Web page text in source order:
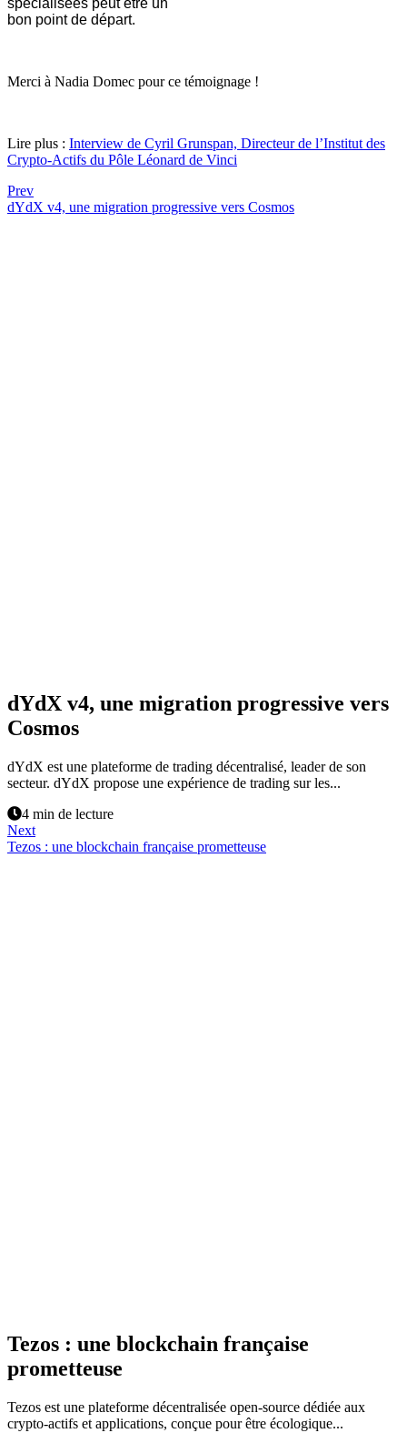
bon point de départ.
Merci à Nadia Domec pour ce témoignage !
Lire plus : Interview de Cyril Grunspan, Directeur de l’Institut des
Crypto-Actifs du Pôle Léonard de Vinci
Prev
dYdX v4, une migration progressive vers Cosmos
dYdX v4, une migration progressive vers
Cosmos
dYdX est une plateforme de trading décentralisé, leader de son
secteur. dYdX propose une expérience de trading sur les...
4 min de lecture
Next
Tezos : une blockchain française prometteuse
Tezos : une blockchain française
prometteuse
Tezos est une plateforme décentralisée open-source dédiée aux
crypto-actifs et applications, conçue pour être écologique...